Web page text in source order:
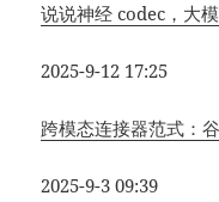
说说神经 codec，大
2025-9-12 17:25
跨模态连接器范式：
2025-9-3 09:39